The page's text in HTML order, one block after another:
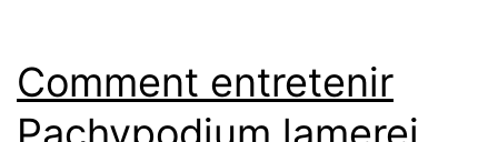
Comment entretenir